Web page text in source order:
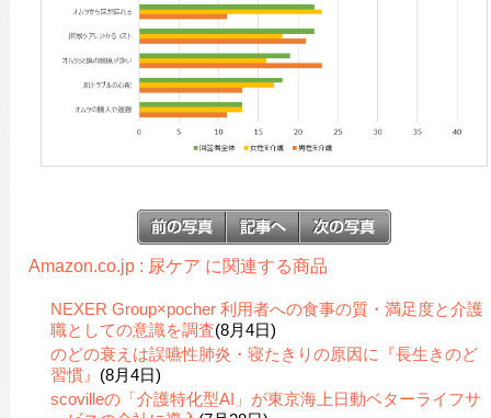
Amazon.co.jp : 尿ケア に関連する商品
NEXER Group×pocher 利用者への食事の質・満足度と介護
職としての意識を調査(8月4日)
のどの衰えは誤嚥性肺炎・寝たきりの原因に『長生きのど
習慣』 (8月4日)
scovilleの「介護特化型AI」が東京海上日動ベターライフサ